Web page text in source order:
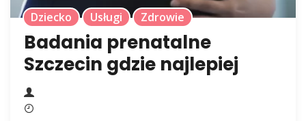
Dziecko Usługi Zdrowie
Badania prenatalne
Szczecin gdzie najlepiej